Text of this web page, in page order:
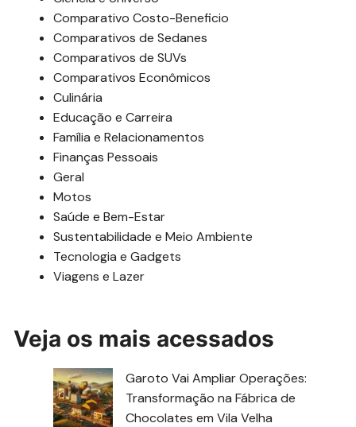
Comparativo Costo-Beneficio
Comparativos de Sedanes
Comparativos de SUVs
Comparativos Econômicos
Culinária
Educação e Carreira
Família e Relacionamentos
Finanças Pessoais
Geral
Motos
Saúde e Bem-Estar
Sustentabilidade e Meio Ambiente
Tecnologia e Gadgets
Viagens e Lazer
Veja os mais acessados
Garoto Vai Ampliar Operações:
Transformação na Fábrica de
Chocolates em Vila Velha